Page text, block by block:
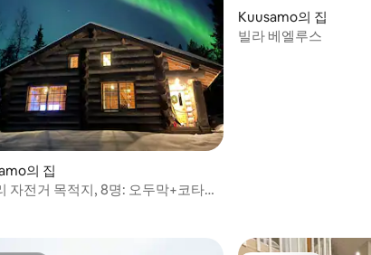
의 집
자전거 목적지, 8명: 오두막+코타
Kuusamo의 집
빌라 베엘루스